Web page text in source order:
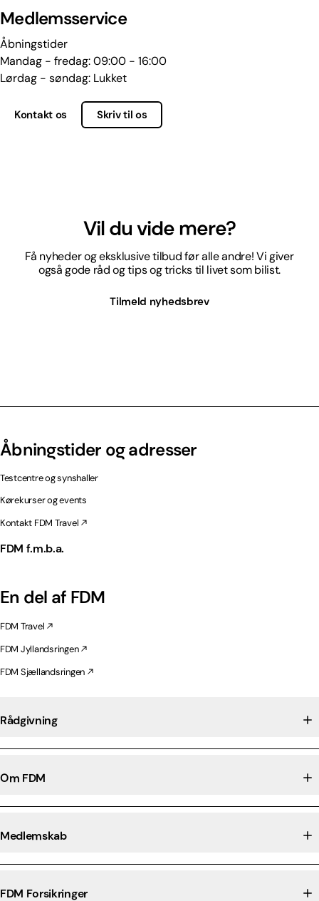
Medlemsservice
Åbningstider
Mandag - fredag: 09:00 - 16:00
Lørdag - søndag: Lukket
Kontakt os Skriv til os
Vil du vide mere?
Få nyheder og eksklusive tilbud før alle andre! Vi giver
også gode råd og tips og tricks til livet som bilist.
Tilmeld nyhedsbrev
Åbningstider og adresser
Testcentre og synshaller
Kørekurser og events
Kontakt FDM Travel
FDM f.m.b.a.
En del af FDM
FDM Travel
FDM Jyllandsringen
FDM Sjællandsringen
Rådgivning
Om FDM
Medlemskab
FDM Forsikringer